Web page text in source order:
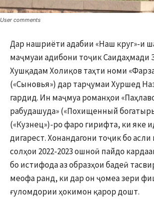
User comments
Дар нашриёти адабии «Наш круг»-и
маҷмуаи адибони тоҷик Саидаҳмади
Хушқадам Холиқов таҳти номи
(«Сыновья») дар тарҷумаи Хуршед
гардид. Ин маҷмуа романҳои
рабудашуда» («Похищенный
(«Кузнец»)-ро фаро гирифта, ки яке
дигарест. Хонандагони тоҷик бо асли
солҳои 2022-2023 ошноӣ пайдо
бо истифода аз образҳои бадеӣ
меофа ранд, ки дар он ҷомеа зери
ғуломдории ҳокимон қарор дошт.